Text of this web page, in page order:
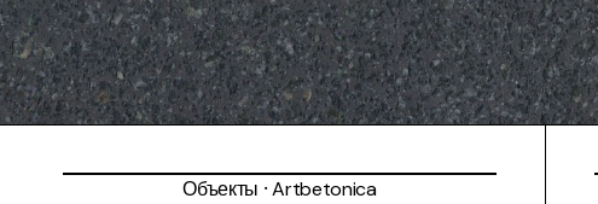
Объекты ⸱Artbetonica